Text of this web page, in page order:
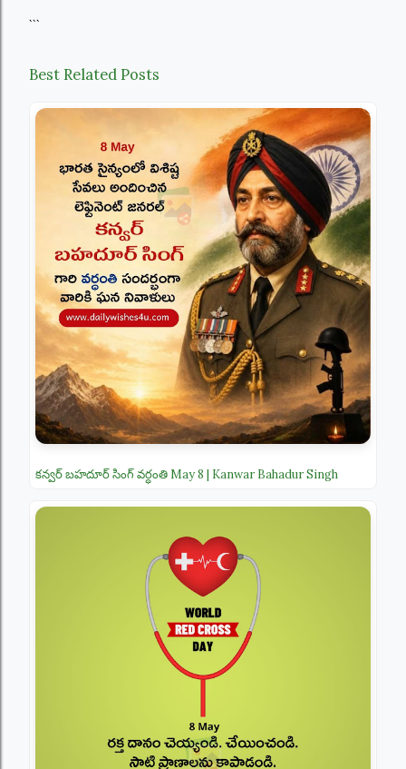
```
Best Related Posts
కన్వర్ బహదూర్ సింగ్ వర్ధంతి May 8 | Kanwar Bahadur Singh